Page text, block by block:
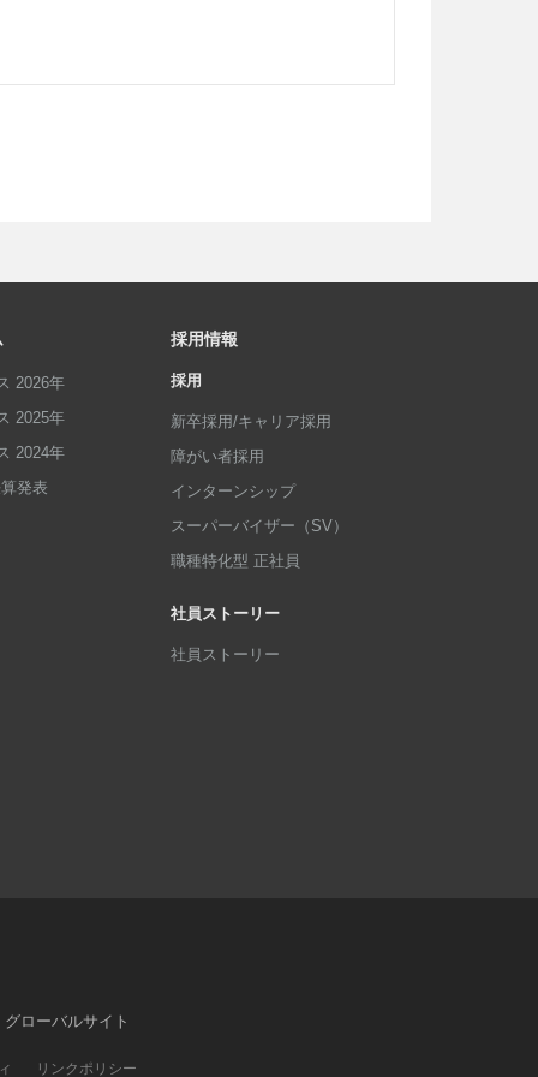
2026年
2025年
2024年
発表
採用情報
採用
新卒採用/キャリア採用
障がい者採用
インターンシップ
スーパーバイザー（SV）
職種特化型 正社員
社員ストーリー
社員ストーリー
グローバルサイト
リンクポリシー